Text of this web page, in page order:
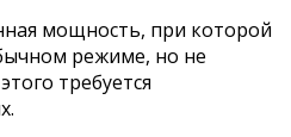
мощность, при которой
режиме, но не
требуется